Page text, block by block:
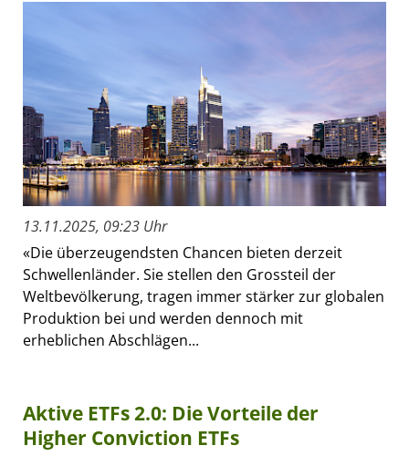
13.11.2025, 09:23 Uhr
«Die überzeugendsten Chancen bieten derzeit
Schwellenländer. Sie stellen den Grossteil der
Weltbevölkerung, tragen immer stärker zur globalen
Produktion bei und werden dennoch mit
erheblichen Abschlägen...
Aktive ETFs 2.0: Die Vorteile der
Higher Conviction ETFs